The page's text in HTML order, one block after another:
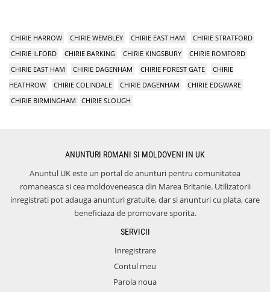
CHIRIE HARROW CHIRIE WEMBLEY CHIRIE EAST HAM
CHIRIE STRATFORD
CHIRIE ILFORD
CHIRIE BARKING CHIRIE KINGSBURY
CHIRIE ROMFORD
CHIRIE EAST HAM
CHIRIE DAGENHAM CHIRIE FOREST GATE
CHIRIE
HEATHROW
CHIRIE COLINDALE CHIRIE DAGENHAM
CHIRIE EDGWARE
CHIRIE BIRMINGHAM
CHIRIE SLOUGH
ANUNTURI ROMANI SI MOLDOVENI IN UK
Anuntul UK este un portal de anunturi pentru comunitatea
romaneasca si cea moldoveneasca din Marea Britanie. Utilizatorii
inregistrati pot adauga anunturi gratuite, dar si anunturi cu plata, care
beneficiaza de promovare sporita.
SERVICII
Inregistrare
Contul meu
Parola noua